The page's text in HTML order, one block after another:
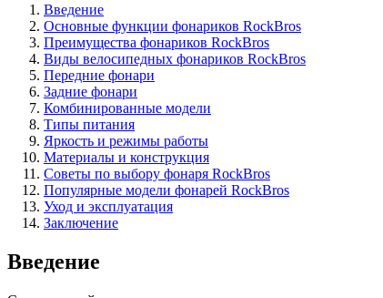
Введение
Основные функции фонариков RockBros
Преимущества фонариков RockBros
Виды велосипедных фонариков RockBros
Передние фонари
Задние фонари
Комбинированные модели
Типы питания
Яркость и режимы работы
Материалы и конструкция
Советы по выбору фонаря RockBros
Популярные модели фонарей RockBros
Уход и эксплуатация
Заключение
Введение